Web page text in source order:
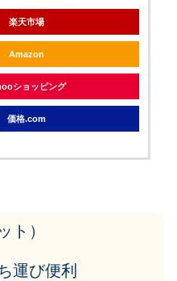
楽天市場
Amazon
ショッピング
価格.com
ト）
運び便利